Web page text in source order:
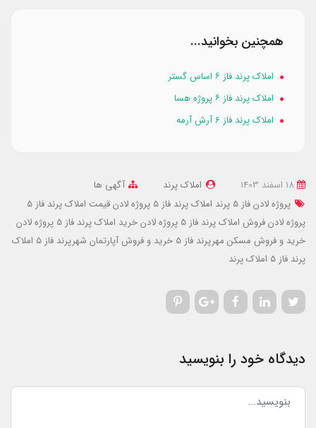
همچنین بخوانید...
املاک پرند فاز ۶ اساس گستر
املاک پرند فاز ۶ پروژه هسا
املاک پرند فاز 6 آرش آرمه
املاک پرند
آگهی ها
پروژه لادن فاز 5 پرند
املاک پرند فاز 5 پروژه لادن
قیمت املاک پرند فاز 5
پروژه لادنفروش املاک پرند فاز 5 پروژه لادن
خرید املاک پرند فاز 5 پروژه لادن
خرید و فروش مسکن مهرپرند فاز 5
خرید و فروش آپارتمان شهرپرند فاز 5
املاک
پرند فاز 5
املاک پرند
دیدگاه خود را بنویسید